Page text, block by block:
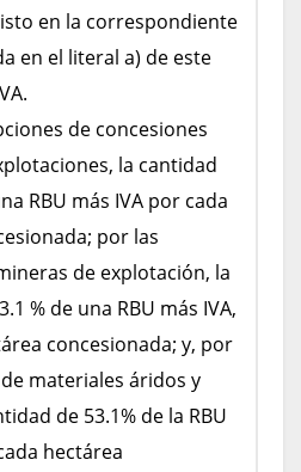
en la correspondiente
en el literal a) de este
de concesiones
la cantidad
RBU más IVA por cada
por las
de explotación, la
% de una RBU más IVA,
concesionada; y, por
materiales áridos y
de 53.1% de la RBU
hectárea